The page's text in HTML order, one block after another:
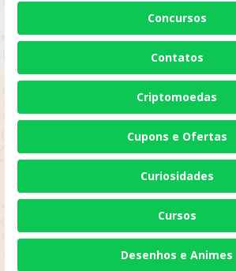
Concursos
Contatos
Criptomoedas
Cupons e Ofertas
Curiosidades
Cursos
Desenhos e Animes